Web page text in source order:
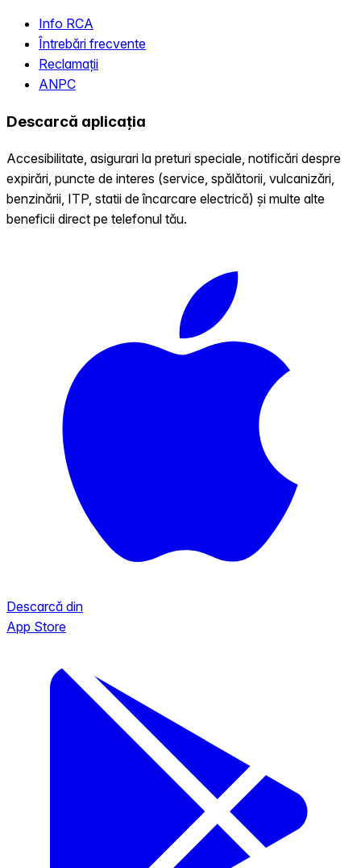
Info RCA
Întrebări frecvente
Reclamații
ANPC
Descarcă aplicația
Accesibilitate, asigurari la preturi speciale, notificări despre
expirări, puncte de interes (service, spălătorii, vulcanizări,
benzinării, ITP, statii de încarcare electrică) și multe alte
beneficii direct pe telefonul tău.
Descarcă din
App Store